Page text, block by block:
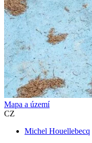
Mapa a území
CZ
Michel Houellebecq